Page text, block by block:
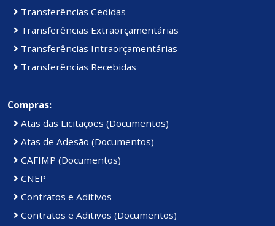
Transferências Cedidas
Transferências Extraorçamentárias
Transferências Intraorçamentárias
Transferências Recebidas
Compras:
Atas das Licitações (Documentos)
Atas de Adesão (Documentos)
CAFIMP (Documentos)
CNEP
Contratos e Aditivos
Contratos e Aditivos (Documentos)